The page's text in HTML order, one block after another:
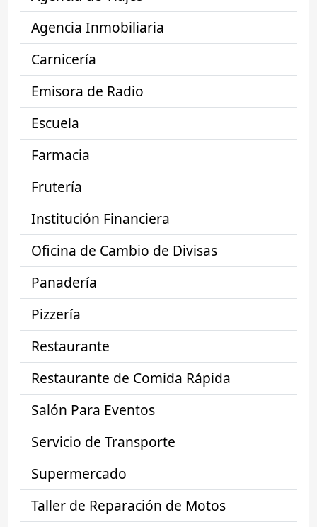
Agencia Inmobiliaria
Carnicería
Emisora de Radio
Escuela
Farmacia
Frutería
Institución Financiera
Oficina de Cambio de Divisas
Panadería
Pizzería
Restaurante
Restaurante de Comida Rápida
Salón Para Eventos
Servicio de Transporte
Supermercado
Taller de Reparación de Motos